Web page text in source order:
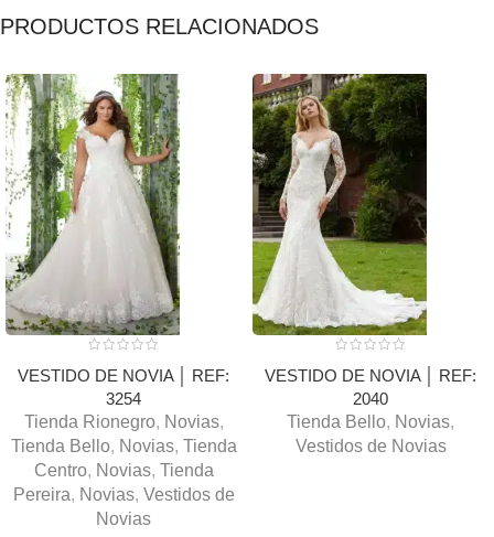
PRODUCTOS RELACIONADOS
VESTIDO DE NOVIA │ REF:
3254
Tienda Rionegro, Novias,
Tienda Bello, Novias, Tienda
Centro, Novias, Tienda
Pereira, Novias, Vestidos de
Novias
VESTIDO DE NOVIA │ REF:
2040
Tienda Bello, Novias,
Vestidos de Novias